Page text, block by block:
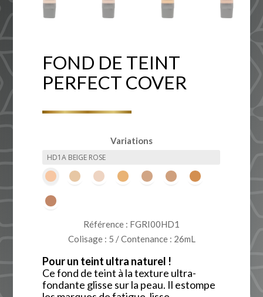
FOND DE TEINT
PERFECT COVER
Variations
Référence : FGRI00HD1
Colisage : 5 / Contenance : 26mL
Pour un teint ultra naturel !
Ce fond de teint à la texture ultra-
fondante glisse sur la peau. Il estompe